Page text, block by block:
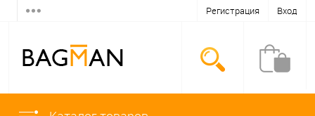
Регистрация Вход